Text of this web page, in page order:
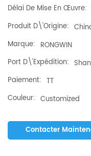
Délai De Mise En Œuvre:
Produit D\'origine:
Marque: RONGWIN
Port D\'expédition:
Paiement: TT
Couleur: Customized
Contacter